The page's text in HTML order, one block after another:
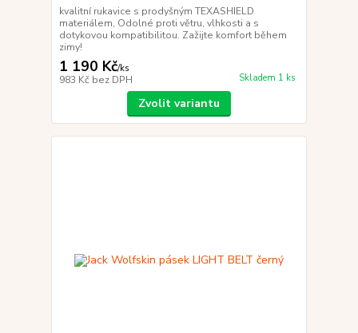
kvalitní rukavice s prodyšným TEXASHIELD
materiálem, Odolné proti větru, vlhkosti a s
dotykovou kompatibilitou. Zažijte komfort během
zimy!
1 190 Kč/ks
983 Kč bez DPH Skladem 1 ks
Zvolit variantu